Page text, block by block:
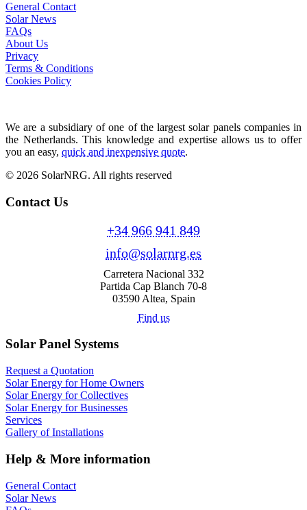
General Contact
Solar News
FAQs
About Us
Privacy
Terms & Conditions
Cookies Policy
We are a subsidiary of one of the largest solar panels companies in
the Netherlands. This knowledge and expertise allows us to offer
you an easy, quick and inexpensive quote.
© 2026 SolarNRG. All rights reserved
Contact Us
+34 966 941 849
info@solarnrg.es
Carretera Nacional 332
Partida Cap Blanch 70-8
03590 Altea, Spain
Find us
Solar Panel Systems
Request a Quotation
Solar Energy for Home Owners
Solar Energy for Collectives
Solar Energy for Businesses
Services
Gallery of Installations
Help & More information
General Contact
Solar News